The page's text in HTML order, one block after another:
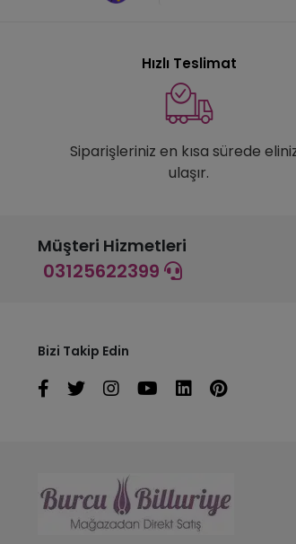
Hızlı Teslimat
Siparişleriniz en kısa sürede
ulaşır.
Müşteri Hizmetleri
03125622399
Bizi Takip Edin